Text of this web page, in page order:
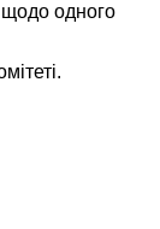
щодо одного